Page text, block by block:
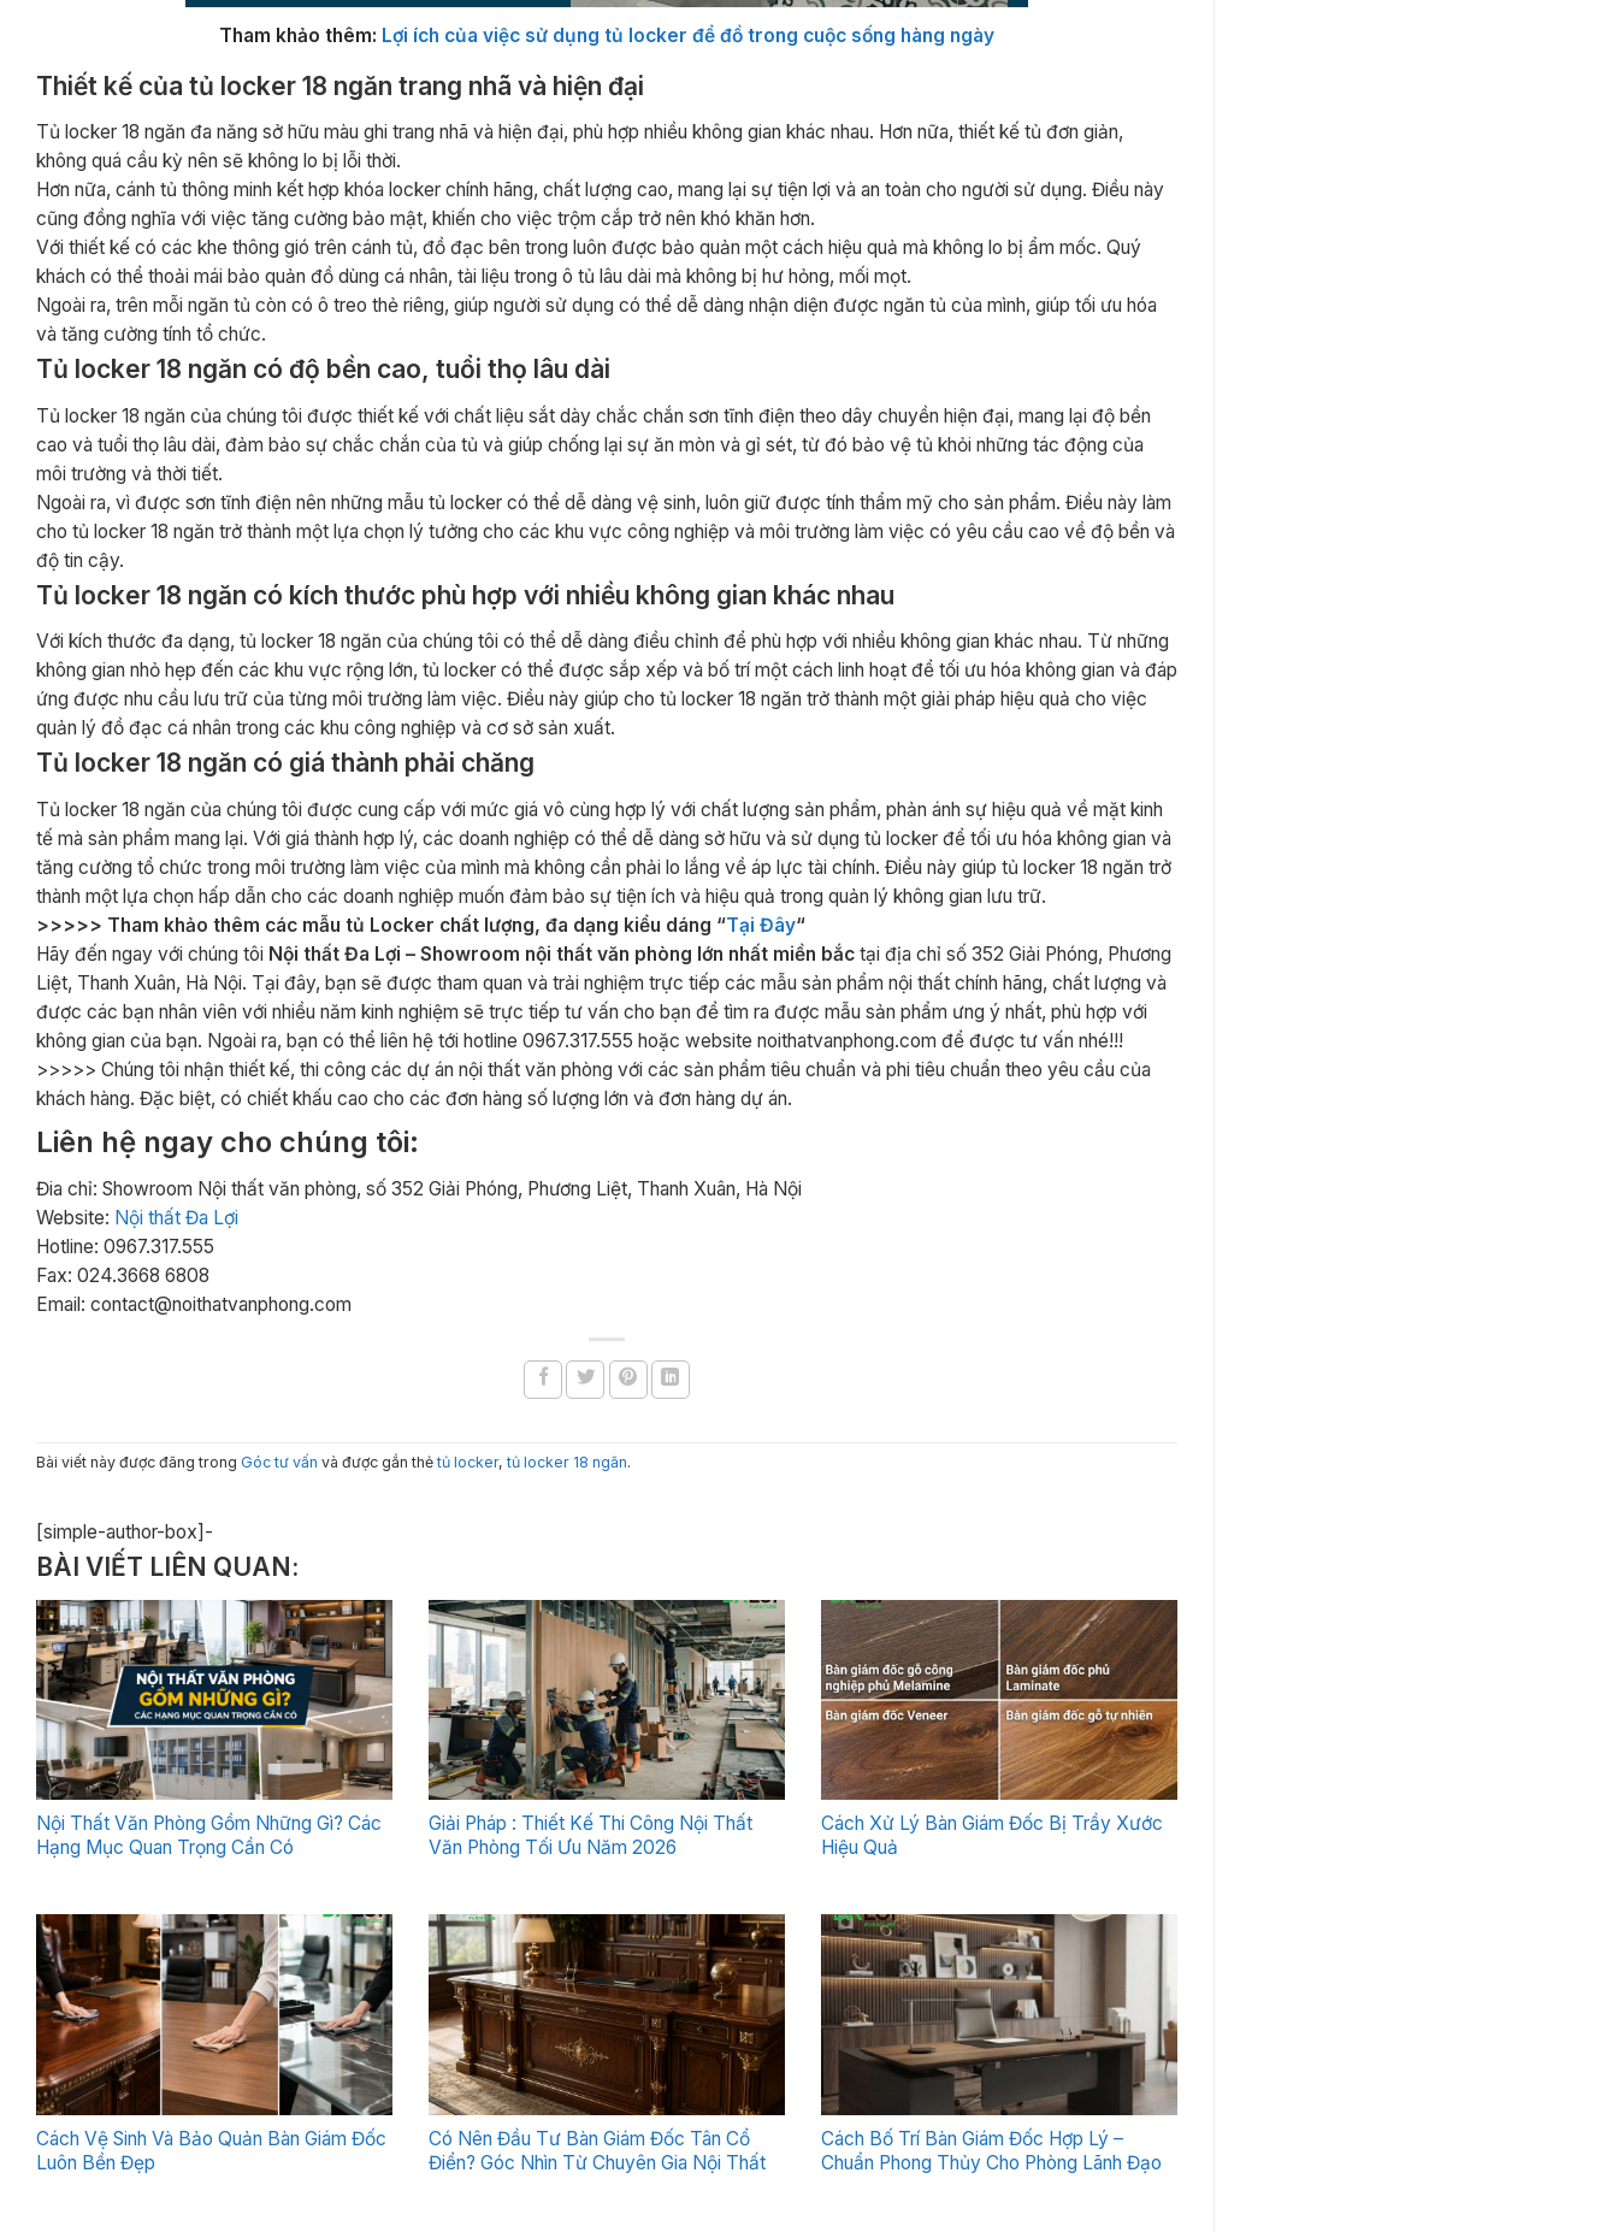
Tham khảo thêm: Lợi ích của việc sử dụng tủ locker để đồ trong cuộc sống hàng ngày
Thiết kế của tủ locker 18 ngăn trang nhã và hiện đại
Tủ locker 18 ngăn đa năng sở hữu màu ghi trang nhã và hiện đại, phù hợp nhiều không gian khác nhau. Hơn nữa, thiết kế tủ đơn giản,
không quá cầu kỳ nên sẽ không lo bị lỗi thời.
Hơn nữa, cánh tủ thông minh kết hợp khóa locker chính hãng, chất lượng cao, mang lại sự tiện lợi và an toàn cho người sử dụng. Điều này
cũng đồng nghĩa với việc tăng cường bảo mật, khiến cho việc trộm cắp trở nên khó khăn hơn.
Với thiết kế có các khe thông gió trên cánh tủ, đồ đạc bên trong luôn được bảo quản một cách hiệu quả mà không lo bị ẩm mốc. Quý
khách có thể thoải mái bảo quản đồ dùng cá nhân, tài liệu trong ô tủ lâu dài mà không bị hư hỏng, mối mọt.
Ngoài ra, trên mỗi ngăn tủ còn có ô treo thẻ riêng, giúp người sử dụng có thể dễ dàng nhận diện được ngăn tủ của mình, giúp tối ưu hóa
và tăng cường tính tổ chức.
Tủ locker 18 ngăn có độ bền cao, tuổi thọ lâu dài
Tủ locker 18 ngăn của chúng tôi được thiết kế với chất liệu sắt dày chắc chắn sơn tĩnh điện theo dây chuyền hiện đại, mang lại độ bền
cao và tuổi thọ lâu dài, đảm bảo sự chắc chắn của tủ và giúp chống lại sự ăn mòn và gỉ sét, từ đó bảo vệ tủ khỏi những tác động của
môi trường và thời tiết.
Ngoài ra, vì được sơn tĩnh điện nên những mẫu tủ locker có thể dễ dàng vệ sinh, luôn giữ được tính thẩm mỹ cho sản phẩm. Điều này làm
cho tủ locker 18 ngăn trở thành một lựa chọn lý tưởng cho các khu vực công nghiệp và môi trường làm việc có yêu cầu cao về độ bền và
độ tin cậy.
Tủ locker 18 ngăn có kích thước phù hợp với nhiều không gian khác nhau
Với kích thước đa dạng, tủ locker 18 ngăn của chúng tôi có thể dễ dàng điều chỉnh để phù hợp với nhiều không gian khác nhau. Từ những
không gian nhỏ hẹp đến các khu vực rộng lớn, tủ locker có thể được sắp xếp và bố trí một cách linh hoạt để tối ưu hóa không gian và đáp
ứng được nhu cầu lưu trữ của từng môi trường làm việc. Điều này giúp cho tủ locker 18 ngăn trở thành một giải pháp hiệu quả cho việc
quản lý đồ đạc cá nhân trong các khu công nghiệp và cơ sở sản xuất.
Tủ locker 18 ngăn có giá thành phải chăng
Tủ locker 18 ngăn của chúng tôi được cung cấp với mức giá vô cùng hợp lý với chất lượng sản phẩm, phản ánh sự hiệu quả về mặt kinh
tế mà sản phẩm mang lại. Với giá thành hợp lý, các doanh nghiệp có thể dễ dàng sở hữu và sử dụng tủ locker để tối ưu hóa không gian và
tăng cường tổ chức trong môi trường làm việc của mình mà không cần phải lo lắng về áp lực tài chính. Điều này giúp tủ locker 18 ngăn trở
thành một lựa chọn hấp dẫn cho các doanh nghiệp muốn đảm bảo sự tiện ích và hiệu quả trong quản lý không gian lưu trữ.
>>>>> Tham khảo thêm các mẫu tủ Locker chất lượng, đa dạng kiểu dáng “Tại Đây“
Hãy đến ngay với chúng tôi Nội thất Đa Lợi – Showroom nội thất văn phòng lớn nhất miền bắc tại địa chỉ số 352 Giải Phóng, Phương
Liệt, Thanh Xuân, Hà Nội. Tại đây, bạn sẽ được tham quan và trải nghiệm trực tiếp các mẫu sản phẩm nội thất chính hãng, chất lượng và
được các bạn nhân viên với nhiều năm kinh nghiệm sẽ trực tiếp tư vấn cho bạn để tìm ra được mẫu sản phẩm ưng ý nhất, phù hợp với
không gian của bạn. Ngoài ra, bạn có thể liên hệ tới hotline 0967.317.555 hoặc website noithatvanphong.com để được tư vấn nhé!!!
>>>>> Chúng tôi nhận thiết kế, thi công các dự án nội thất văn phòng với các sản phẩm tiêu chuẩn và phi tiêu chuẩn theo yêu cầu của
khách hàng. Đặc biệt, có chiết khấu cao cho các đơn hàng số lượng lớn và đơn hàng dự án.
Liên hệ ngay cho chúng tôi:
Đia chỉ: Showroom Nội thất văn phòng, số 352 Giải Phóng, Phương Liệt, Thanh Xuân, Hà Nội
Website: Nội thất Đa Lợi
Hotline: 0967.317.555
Fax: 024.3668 6808
Email: contact@noithatvanphong.com
Bài viết này được đăng trong Góc tư vấn và được gắn thẻtủ locker,tủ locker 18 ngăn.
[simple-author-box]-
BÀI VIẾT LIÊN QUAN:
Nội Thất Văn Phòng Gồm Những Gì? Các
Hạng Mục Quan Trọng Cần Có
Giải Pháp : Thiết Kế Thi Công Nội Thất
Văn Phòng Tối Ưu Năm 2026
Cách Xử Lý Bàn Giám Đốc Bị Trầy Xước
Hiệu Quả
Cách Vệ Sinh Và Bảo Quản Bàn Giám Đốc
Luôn Bền Đẹp
Có Nên Đầu Tư Bàn Giám Đốc Tân Cổ
Điển? Góc Nhìn Từ Chuyên Gia Nội Thất
Cách Bố Trí Bàn Giám Đốc Hợp Lý –
Chuẩn Phong Thủy Cho Phòng Lãnh Đạo